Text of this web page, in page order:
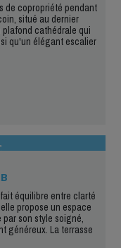
de copropriété pendant
situé au dernier
plafond cathédrale qui
qu'un élégant escalier
équilibre entre clarté
propose un espace
son style soigné,
généreux. La terrasse